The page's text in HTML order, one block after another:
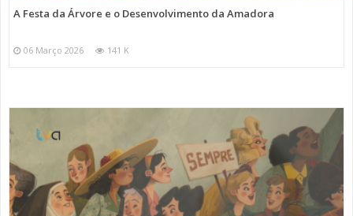
A Festa da Árvore e o Desenvolvimento da Amadora
06 Março 2026 141 K